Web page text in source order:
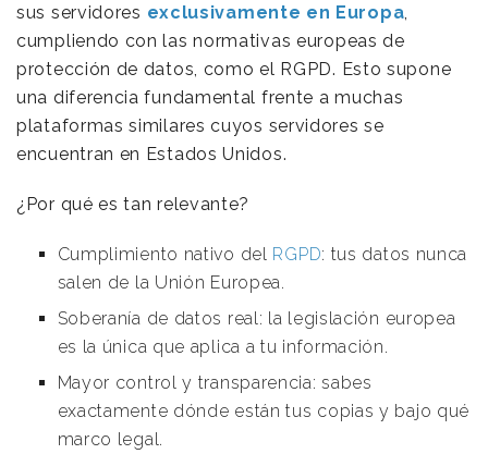
sus servidores exclusivamente en Europa,
cumpliendo con las normativas europeas de
protección de datos, como el RGPD. Esto supone
una diferencia fundamental frente a muchas
plataformas similares cuyos servidores se
encuentran en Estados Unidos.
¿Por qué es tan relevante?
Cumplimiento nativo del RGPD: tus datos nunca
salen de la Unión Europea.
Soberanía de datos real: la legislación europea
es la única que aplica a tu información.
Mayor control y transparencia: sabes
exactamente dónde están tus copias y bajo qué
marco legal.